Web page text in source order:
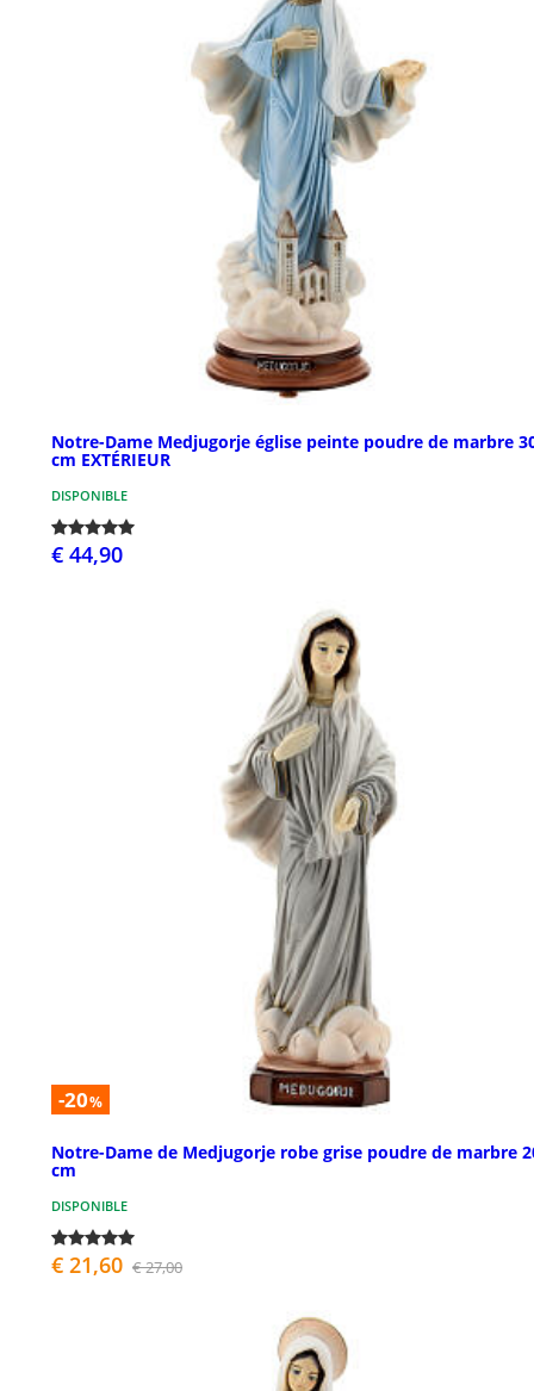
Notre-Dame Medjugorje église peinte poudre de marbre
cm EXTÉRIEUR
DISPONIBLE
€ 44,90
-20%
Notre-Dame de Medjugorje robe grise poudre de marbre
cm
DISPONIBLE
€ 21,60 € 27,00